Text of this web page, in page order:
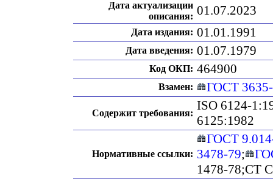
Дата актуализации
описания: 01.07.2023
Дата издания: 01.01.1991
Дата введения: 01.07.1979
Код ОКП: 464900
Взамен: ГОСТ
Содержит требования:
ISO 6124-
6125:1982
Нормативные ссылки:
ГОСТ
3478-79;
1478-78;СТ